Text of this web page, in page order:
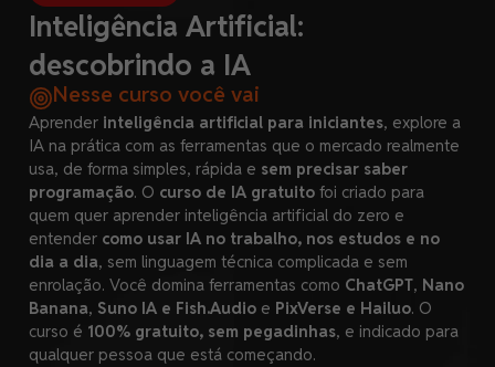
Inteligência Artificial:
descobrindo a IA
Nesse curso você vai
Aprender inteligência artificial para iniciantes, explore a
IA na prática com as ferramentas que o mercado realmente
usa, de forma simples, rápida e sem precisar saber
programação. O curso de IA gratuito foi criado para
quem quer aprender inteligência artificial do zero e
entender como usar IA no trabalho, nos estudos e no
dia a dia, sem linguagem técnica complicada e sem
enrolação. Você domina ferramentas como ChatGPT, Nano
Banana, Suno IA e Fish.Audio e PixVerse e Hailuo. O
curso é 100% gratuito, sem pegadinhas, e indicado para
qualquer pessoa que está começando.